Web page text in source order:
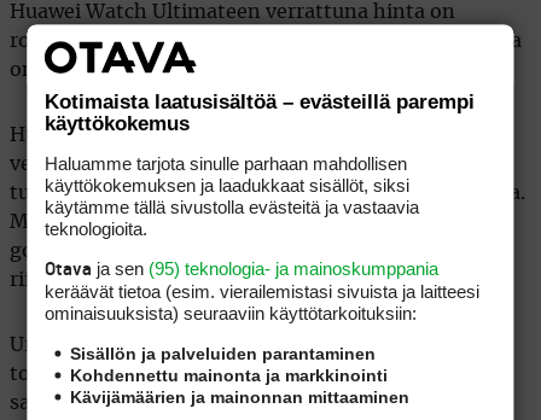
Huawei Watch Ultimateen verrattuna hinta on
roimasti alempi. GT 6 Pro -mallin jälleenmyyntihinta
on 379–499 euroa.
Huawei on lanseerannut samaan aikaan myös uuden
version ykkösmallistaan. Huawei Watch Ultimate 2
tulee Suomessa myyntiin maanantaina 22. syyskuuta.
Myös siihen on tuotu uudet, parannetut
golfominaisuudet HD-väyläkarttoineen. Mallista
riippuen Ultimate 2:n hinta on 949–999 euroa.
Urheilukello Huawei Watch Fitistä ilmestyi
toukokuussa malli numero 4. GT 6 Pron kanssa
samassa hintaluokassa olevasta Fit 4 Pro -mallista
Kotimaista laatusisältöä – evästeillä parempi
käyttökokemus
Haluamme tarjota sinulle parhaan mahdollisen
käyttökokemuksen ja laadukkaat sisällöt, siksi
käytämme tällä sivustolla evästeitä ja vastaavia
teknologioita.
Otava ja sen (95) teknologia- ja mainoskumppania
keräävät tietoa (esim. vierailemis­tasi sivuista ja laitteesi
ominaisuuk­sista) seuraaviin käyttötarkoituksiin:
Sisällön ja palveluiden parantaminen
Kohdennettu mainonta ja markkinointi
Kävijämäärien ja mainonnan mittaaminen